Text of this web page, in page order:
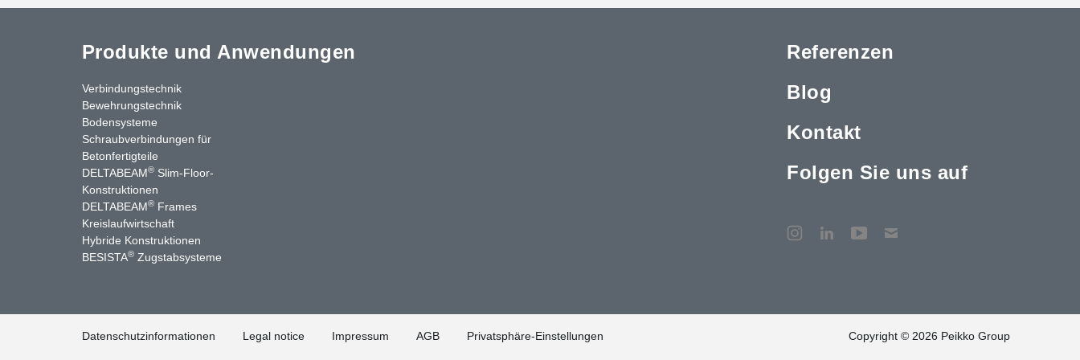
Produkte und Anwendungen
Verbindungstechnik
Bewehrungstechnik
Bodensysteme
Schraubverbindungen für
Betonfertigteile
DELTABEAM® Slim-Floor-
Konstruktionen
DELTABEAM® Frames
Kreislaufwirtschaft
Hybride Konstruktionen
BESISTA® Zugstabsysteme
Referenzen
Blog
Kontakt
Folgen Sie uns auf
YouTubeKontakt
Datenschutzinformationen Legal notice Impressum AGB Privatsphäre-Einstellungen Copyright © 2026 Peikko Group